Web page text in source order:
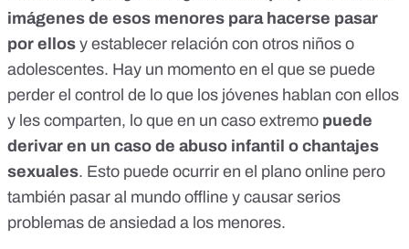
imágenes de esos menores para hacerse pasar
por ellos y establecer relación con otros niños o
adolescentes. Hay un momento en el que se puede
perder el control de lo que los jóvenes hablan con ellos
y les comparten, lo que en un caso extremo puede
derivar en un caso de abuso infantil o chantajes
sexuales. Esto puede ocurrir en el plano online pero
también pasar al mundo offline y causar serios
problemas de ansiedad a los menores.